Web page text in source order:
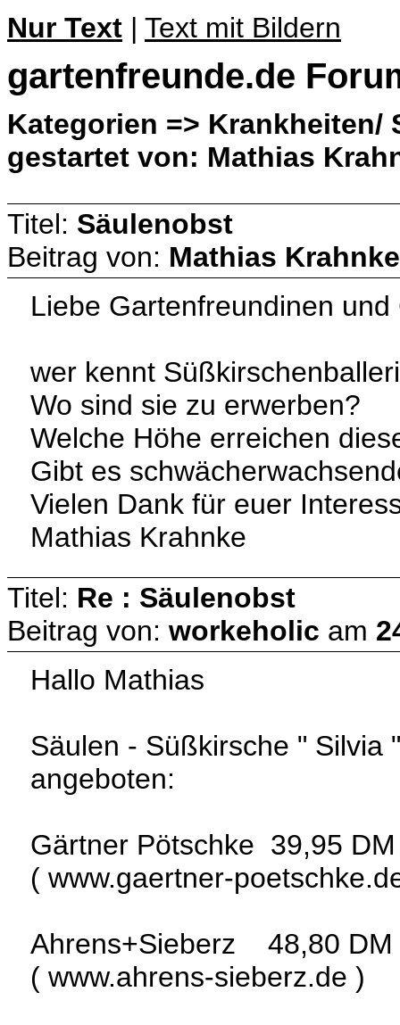
Nur Text | Text mit Bildern
gartenfreunde.de
Kategorien => Krankheiten/
gestartet von: Mathias
Titel: Säulenobst
Beitrag von: Mathias Krahnke
Liebe Gartenfreundinen
wer kennt
Wo sind sie zu erwerben?
Welche Höhe erreichen
Gibt es
Vielen Dank für euer
Mathias Krahnke
Titel: Re : Säulenobst
Beitrag von: workeholic am
Hallo Mathias
Säulen - Süßkirsche " Silvia
angeboten:
Gärtner Pötschke 39,95 DM
( www.gaertner-
Ahrens+Sieberz 48,80 DM
( www.ahrens-sieberz.de )